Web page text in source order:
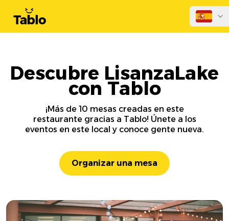
Descubre LisanzaLake
con Tablo
¡Más de 10 mesas creadas en este
restaurante gracias a Tablo! Únete a los
eventos en este local y conoce gente nueva.
Organizar una mesa